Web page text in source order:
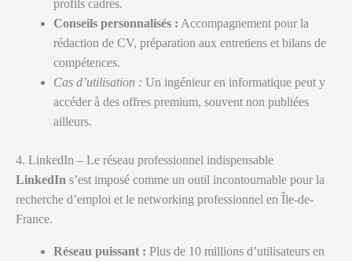
profils cadres.
Conseils personnalisés : Accompagnement pour la
rédaction de CV, préparation aux entretiens et bilans de
compétences.
Cas d’utilisation : Un ingénieur en informatique peut y
accéder à des offres premium, souvent non publiées
ailleurs.
4. LinkedIn – Le réseau professionnel indispensable
LinkedIn s’est imposé comme un outil incontournable pour la
recherche d’emploi et le networking professionnel en Île-de-
France.
Réseau puissant : Plus de 10 millions d’utilisateurs en